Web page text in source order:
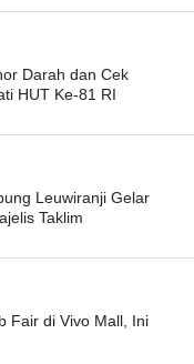
Darah dan Cek
HUT Ke-81 RI
Leuwiranji Gelar
Taklim
Fair di Vivo Mall, Ini